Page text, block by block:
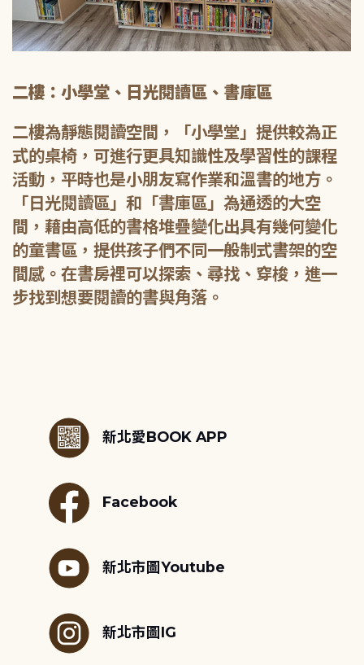
二樓：小學堂、日光閱讀區、書庫區
二樓為靜態閱讀空間，「小學堂」提供較為正
式的桌椅，可進行更具知識性及學習性的課程
活動，平時也是小朋友寫作業和溫書的地方。
「日光閱讀區」和「書庫區」為通透的大空
間，藉由高低的書格堆疊變化出具有幾何變化
的童書區，提供孩子們不同一般制式書架的空
間感。在書房裡可以探索、尋找、穿梭，進一
新北愛BOOK APP
Facebook
新北市圖Youtube
新北市圖IG